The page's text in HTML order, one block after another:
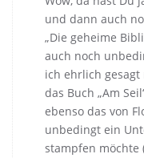
und dann auch
„Die geheime
auch noch
ich ehrlich
das Buch „Am
ebenso das von
unbedingt ein
stampfen möchte